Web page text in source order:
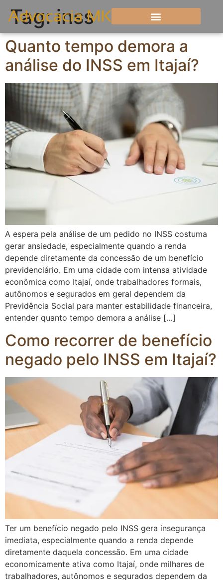
Tag:inss
Quanto tempo demora a
análise do INSS em Itajaí?
A espera pela análise de um pedido no INSS costuma
gerar ansiedade, especialmente quando a renda
depende diretamente da concessão de um benefício
previdenciário. Em uma cidade com intensa atividade
econômica como Itajaí, onde trabalhadores formais,
autônomos e segurados em geral dependem da
Previdência Social para manter estabilidade financeira,
entender quanto tempo demora a análise […]
Como recorrer de benefício
negado pelo INSS em Itajaí?
Ter um benefício negado pelo INSS gera insegurança
imediata, especialmente quando a renda depende
diretamente daquela concessão. Em uma cidade
economicamente ativa como Itajaí, onde milhares de
trabalhadores, autônomos e segurados dependem da